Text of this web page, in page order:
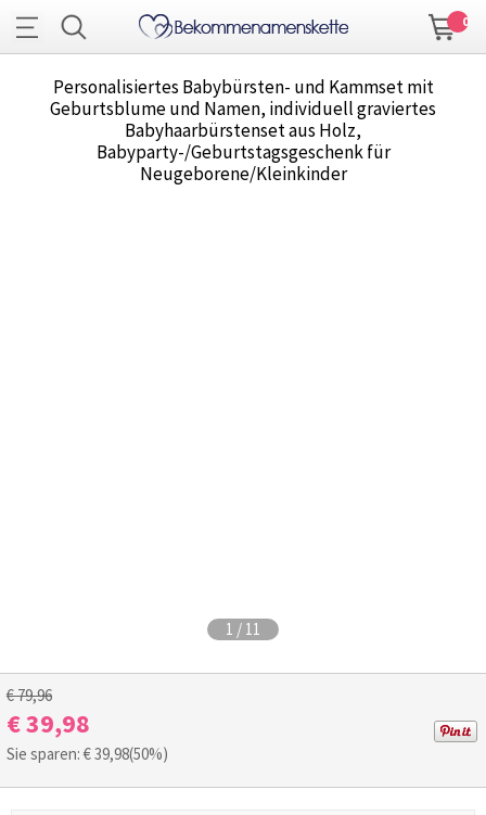
0
Personalisiertes Babybürsten- und Kammset mit
Geburtsblume und Namen, individuell graviertes
Babyhaarbürstenset aus Holz,
Babyparty-/Geburtstagsgeschenk für
Neugeborene/Kleinkinder
1 / 11
€ 79,96
€ 39,98
Sie sparen: €39,98(50%)